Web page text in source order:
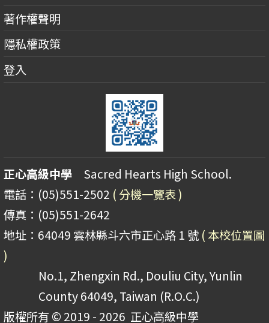
著作權聲明
隱私權政策
登入
正心高級中學 Sacred Hearts High School.
電話：(05)551-2502 ( 分機一覽表 )
傳真：(05)551-2642
地址：64049 雲林縣斗六市正心路 1 號 ( 本校位置圖
)
No.1, Zhengxin Rd., Douliu City, Yunlin
County 64049, Taiwan (R.O.C.)
版權所有 © 2019 - 2026 正心高級中學